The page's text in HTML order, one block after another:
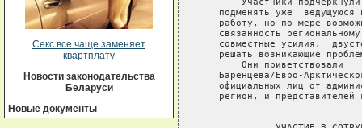
Секс все чаще заменяет
квартплату
Новости законодательства
Беларуси
Новые документы